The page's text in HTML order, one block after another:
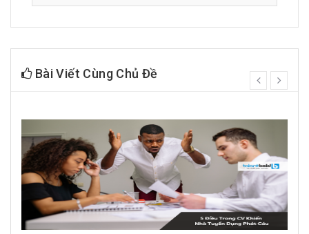
Bài Viết Cùng Chủ Đề
prev